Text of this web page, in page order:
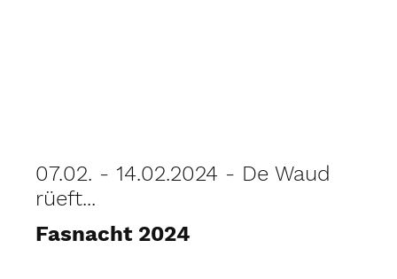
07.02. - 14.02.2024 - De Waud
rüeft...
Fasnacht 2024